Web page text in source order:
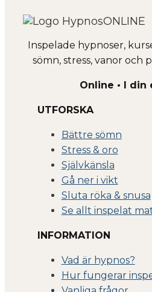
Inspelade hypnoser,
sömn, stress, vanor och
Online • I din
UTFORSKA
Bättre sömn
Stress & oro
Självkänsla
Gå ner i vikt
Sluta röka & snusa
Se allt inspelat
INFORMATION
Vad är hypnos?
Hur fungerar